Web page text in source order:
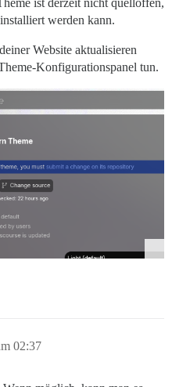
ist derzeit nicht quelloffen,
werden kann.
Website aktualisieren
Konfigurationspanel tun.
02:37